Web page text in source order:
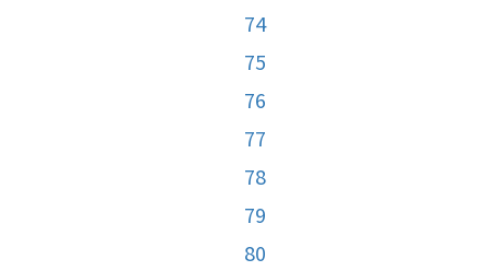
74
75
76
77
78
79
80